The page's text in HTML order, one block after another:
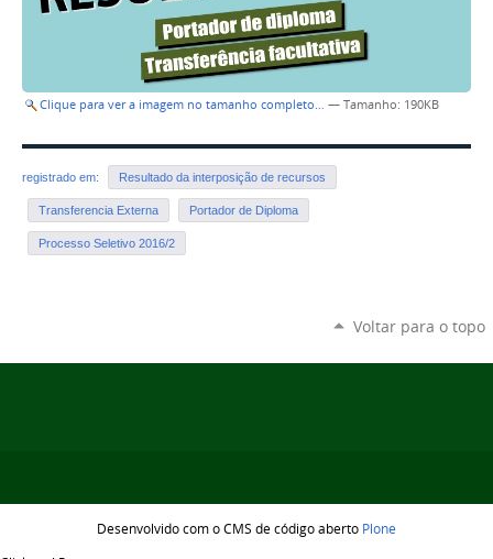
Clique para ver a imagem no tamanho completo… — Tamanho: 190KB
registrado em: Resultado da interposição de recursos
Transferencia Externa Portador de Diploma
Processo Seletivo 2016/2
Voltar para o topo
Desenvolvido com o CMS de código aberto Plone